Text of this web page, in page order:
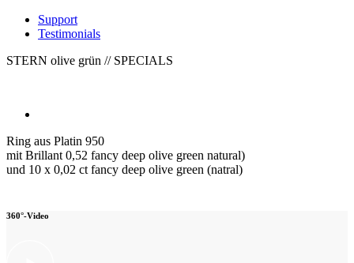
Support
Testimonials
STERN olive grün // SPECIALS
Ring aus Platin 950
mit Brillant 0,52 fancy deep olive green natural)
und 10 x 0,02 ct fancy deep olive green (natral)
360°-Video